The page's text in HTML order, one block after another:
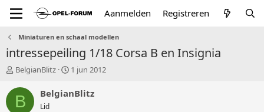
Aanmelden Registreren
Miniaturen en schaal modellen
intressepeiling 1/18 Corsa B en Insignia
T
p
BelgianBlitz
S
a
1 jun 2012
B BelgianBlitz
Lid